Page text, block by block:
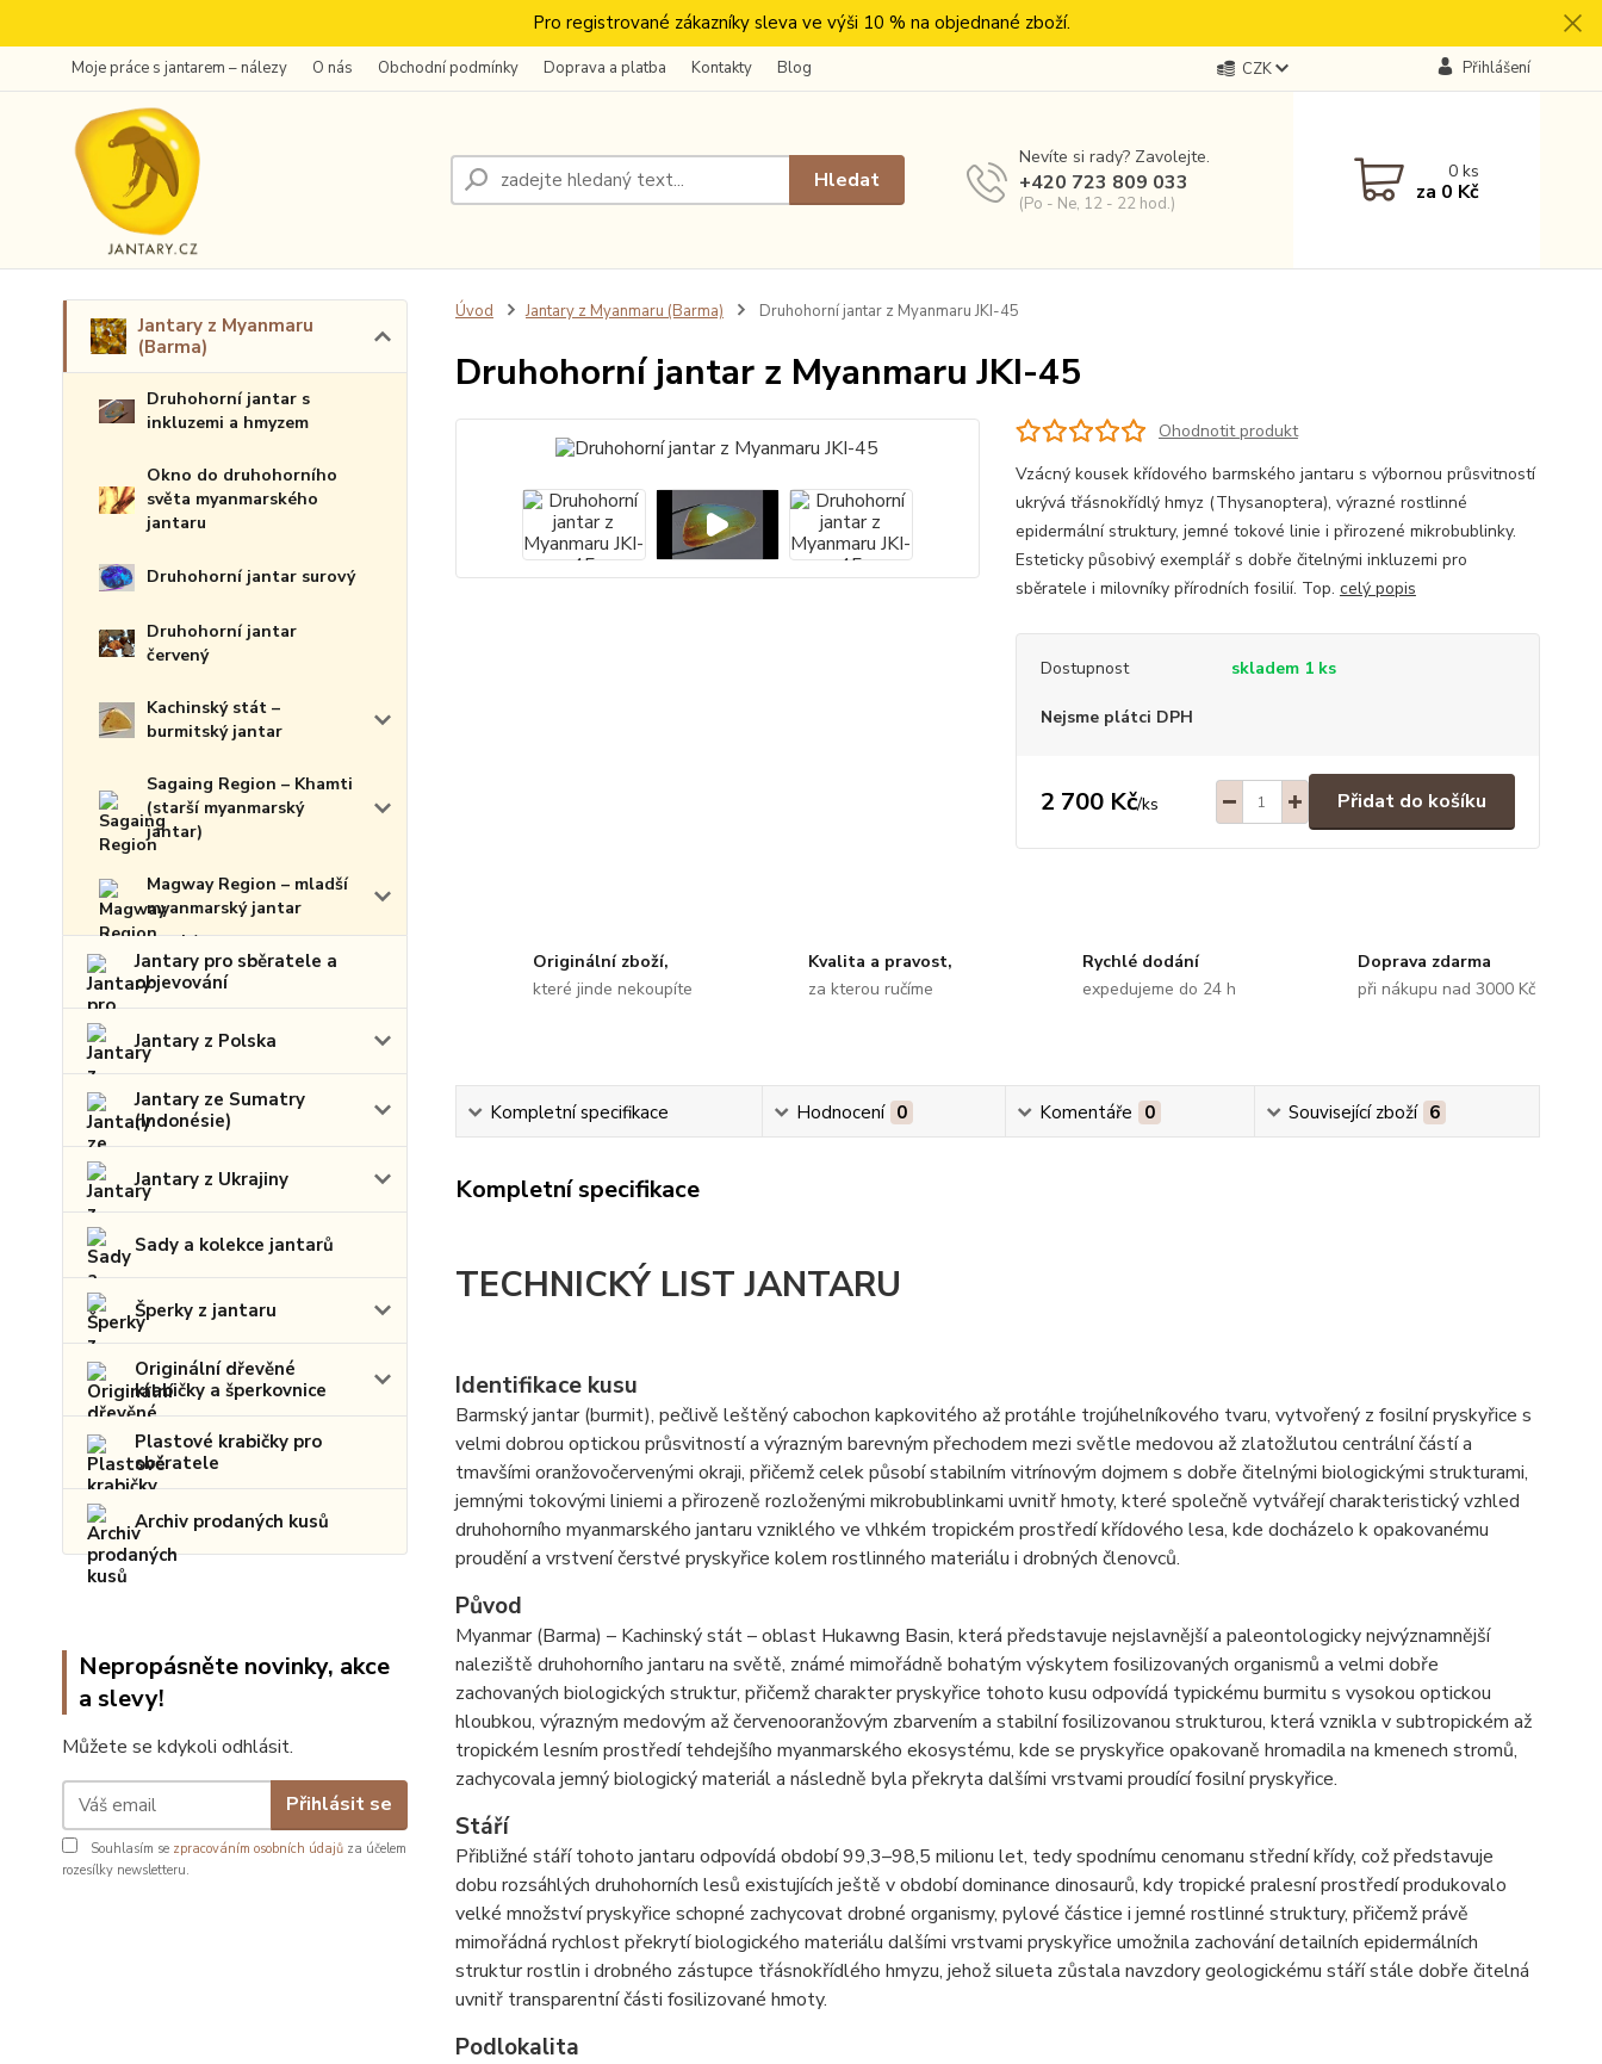
Pro registrované zákazníky sleva ve výši 10 % na objednané zboží.
Moje práce s jantarem – nálezy O nás Obchodní podmínky Doprava a platba Kontakty Blog CZK Přihlášení
Hledat
Nevíte si rady? Zavolejte.
+420 723 809 033
(Po - Ne, 12 - 22 hod.)
0ks
za 0 Kč
Jantary z Myanmaru
(Barma)
Druhohorní jantar s
inkluzemi a hmyzem
Okno do druhohorního
světa myanmarského
jantaru
Druhohorní jantar surový
Druhohorní jantar
červený
Kachinský stát –
burmitský jantar
Sagaing Region – Khamti
(starší myanmarský
jantar)
Magway Region – mladší
myanmarský jantar
Jantary pro sběratele a
objevování
Jantary z Polska
Jantary ze Sumatry
(Indonésie)
Jantary z Ukrajiny
Sady a kolekce jantarů
Šperky z jantaru
Originální dřevěné
krabičky a šperkovnice
Plastové krabičky pro
sběratele
Archiv prodaných kusů
Nepropásněte novinky, akce
a slevy!
Můžete se kdykoli odhlásit.
Přihlásit se
Souhlasím se zpracováním osobních údajů za účelem
rozesílky newsletteru.
Úvod Jantary z Myanmaru (Barma) Druhohorní jantar z Myanmaru JKI-45
Druhohorní jantar z Myanmaru JKI-45
Ohodnotit produkt
Vzácný kousek křídového barmského jantaru s výbornou průsvitností
ukrývá třásnokřídlý hmyz (Thysanoptera), výrazné rostlinné
epidermální struktury, jemné tokové linie i přirozené mikrobublinky.
Esteticky působivý exemplář s dobře čitelnými inkluzemi pro
sběratele i milovníky přírodních fosilií. Top. celý popis
Dostupnost skladem 1 ks
Nejsme plátci DPH
2 700 Kč/ks Přidat do košíku
Originální zboží,
které jinde nekoupíte
Kvalita a pravost,
za kterou ručíme
Rychlé dodání
expedujeme do 24 h
Doprava zdarma
při nákupu nad 3000 Kč
Kompletní specifikace Hodnocení 0 Komentáře 0 Související zboží 6
Kompletní specifikace
TECHNICKÝ LIST JANTARU
Identifikace kusu
Barmský jantar (burmit), pečlivě leštěný cabochon kapkovitého až protáhle trojúhelníkového tvaru, vytvořený z fosilní pryskyřice s
velmi dobrou optickou průsvitností a výrazným barevným přechodem mezi světle medovou až zlatožlutou centrální částí a
tmavšími oranžovočervenými okraji, přičemž celek působí stabilním vitrínovým dojmem s dobře čitelnými biologickými strukturami,
jemnými tokovými liniemi a přirozeně rozloženými mikrobublinkami uvnitř hmoty, které společně vytvářejí charakteristický vzhled
druhohorního myanmarského jantaru vzniklého ve vlhkém tropickém prostředí křídového lesa, kde docházelo k opakovanému
proudění a vrstvení čerstvé pryskyřice kolem rostlinného materiálu i drobných členovců.
Původ
Myanmar (Barma) – Kachinský stát – oblast Hukawng Basin, která představuje nejslavnější a paleontologicky nejvýznamnější
naleziště druhohorního jantaru na světě, známé mimořádně bohatým výskytem fosilizovaných organismů a velmi dobře
zachovaných biologických struktur, přičemž charakter pryskyřice tohoto kusu odpovídá typickému burmitu s vysokou optickou
hloubkou, výrazným medovým až červenooranžovým zbarvením a stabilní fosilizovanou strukturou, která vznikla v subtropickém až
tropickém lesním prostředí tehdejšího myanmarského ekosystému, kde se pryskyřice opakovaně hromadila na kmenech stromů,
zachycovala jemný biologický materiál a následně byla překryta dalšími vrstvami proudící fosilní pryskyřice.
Stáří
Přibližné stáří tohoto jantaru odpovídá období 99,3–98,5 milionu let, tedy spodnímu cenomanu střední křídy, což představuje
dobu rozsáhlých druhohorních lesů existujících ještě v období dominance dinosaurů, kdy tropické pralesní prostředí produkovalo
velké množství pryskyřice schopné zachycovat drobné organismy, pylové částice i jemné rostlinné struktury, přičemž právě
mimořádná rychlost překrytí biologického materiálu dalšími vrstvami pryskyřice umožnila zachování detailních epidermálních
struktur rostlin i drobného zástupce třásnokřídlého hmyzu, jehož silueta zůstala navzdory geologickému stáří stále dobře čitelná
uvnitř transparentní části fosilizované hmoty.
Podlokalita